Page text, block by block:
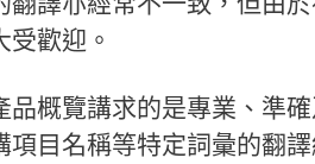
歡迎。
概覽講求的是專業、準
目名稱等特定詞彙的翻